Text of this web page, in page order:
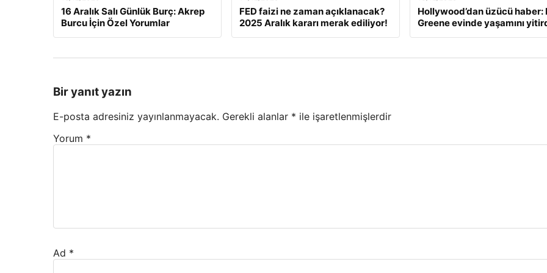
16 Aralık Salı Günlük Burç: Akrep
Burcu İçin Özel Yorumlar
FED faizi ne zaman açıklanacak?
2025 Aralık kararı merak ediliyor!
Hollywood’dan üzücü haber:
Greene evinde yaşamını
Bir yanıt yazın
E-posta adresiniz yayınlanmayacak. Gerekli alanlar * ile işaretlenmişlerdir
Yorum *
Ad *